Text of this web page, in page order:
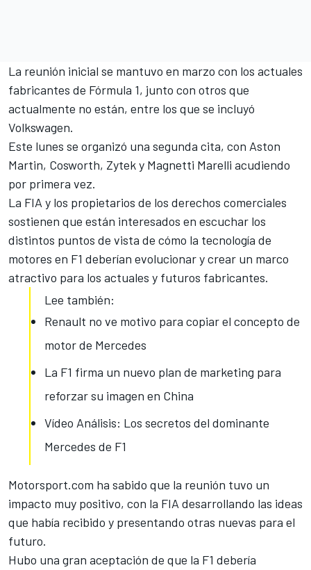
La reunión inicial se mantuvo en marzo con los actuales
fabricantes de Fórmula 1, junto con otros que
actualmente no están, entre los que se incluyó
Volkswagen.
Este lunes se organizó una segunda cita, con Aston
Martin, Cosworth, Zytek y Magnetti Marelli acudiendo
por primera vez.
La FIA y los propietarios de los derechos comerciales
sostienen que están interesados en escuchar los
distintos puntos de vista de cómo la tecnología de
motores en F1 deberían evolucionar y crear un marco
atractivo para los actuales y futuros fabricantes.
Lee también:
Renault no ve motivo para copiar el concepto de
motor de Mercedes
La F1 firma un nuevo plan de marketing para
reforzar su imagen en China
Vídeo Análisis: Los secretos del dominante
Mercedes de F1
Motorsport.com ha sabido que la reunión tuvo un
impacto muy positivo, con la FIA desarrollando las ideas
que había recibido y presentando otras nuevas para el
futuro.
Hubo una gran aceptación de que la F1 debería